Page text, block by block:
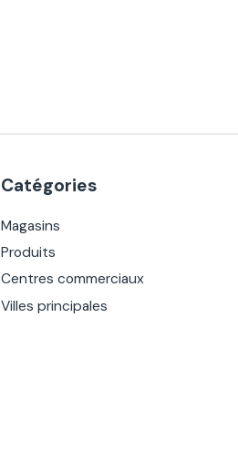
Catégories
Magasins
Produits
Centres commerciaux
Villes principales